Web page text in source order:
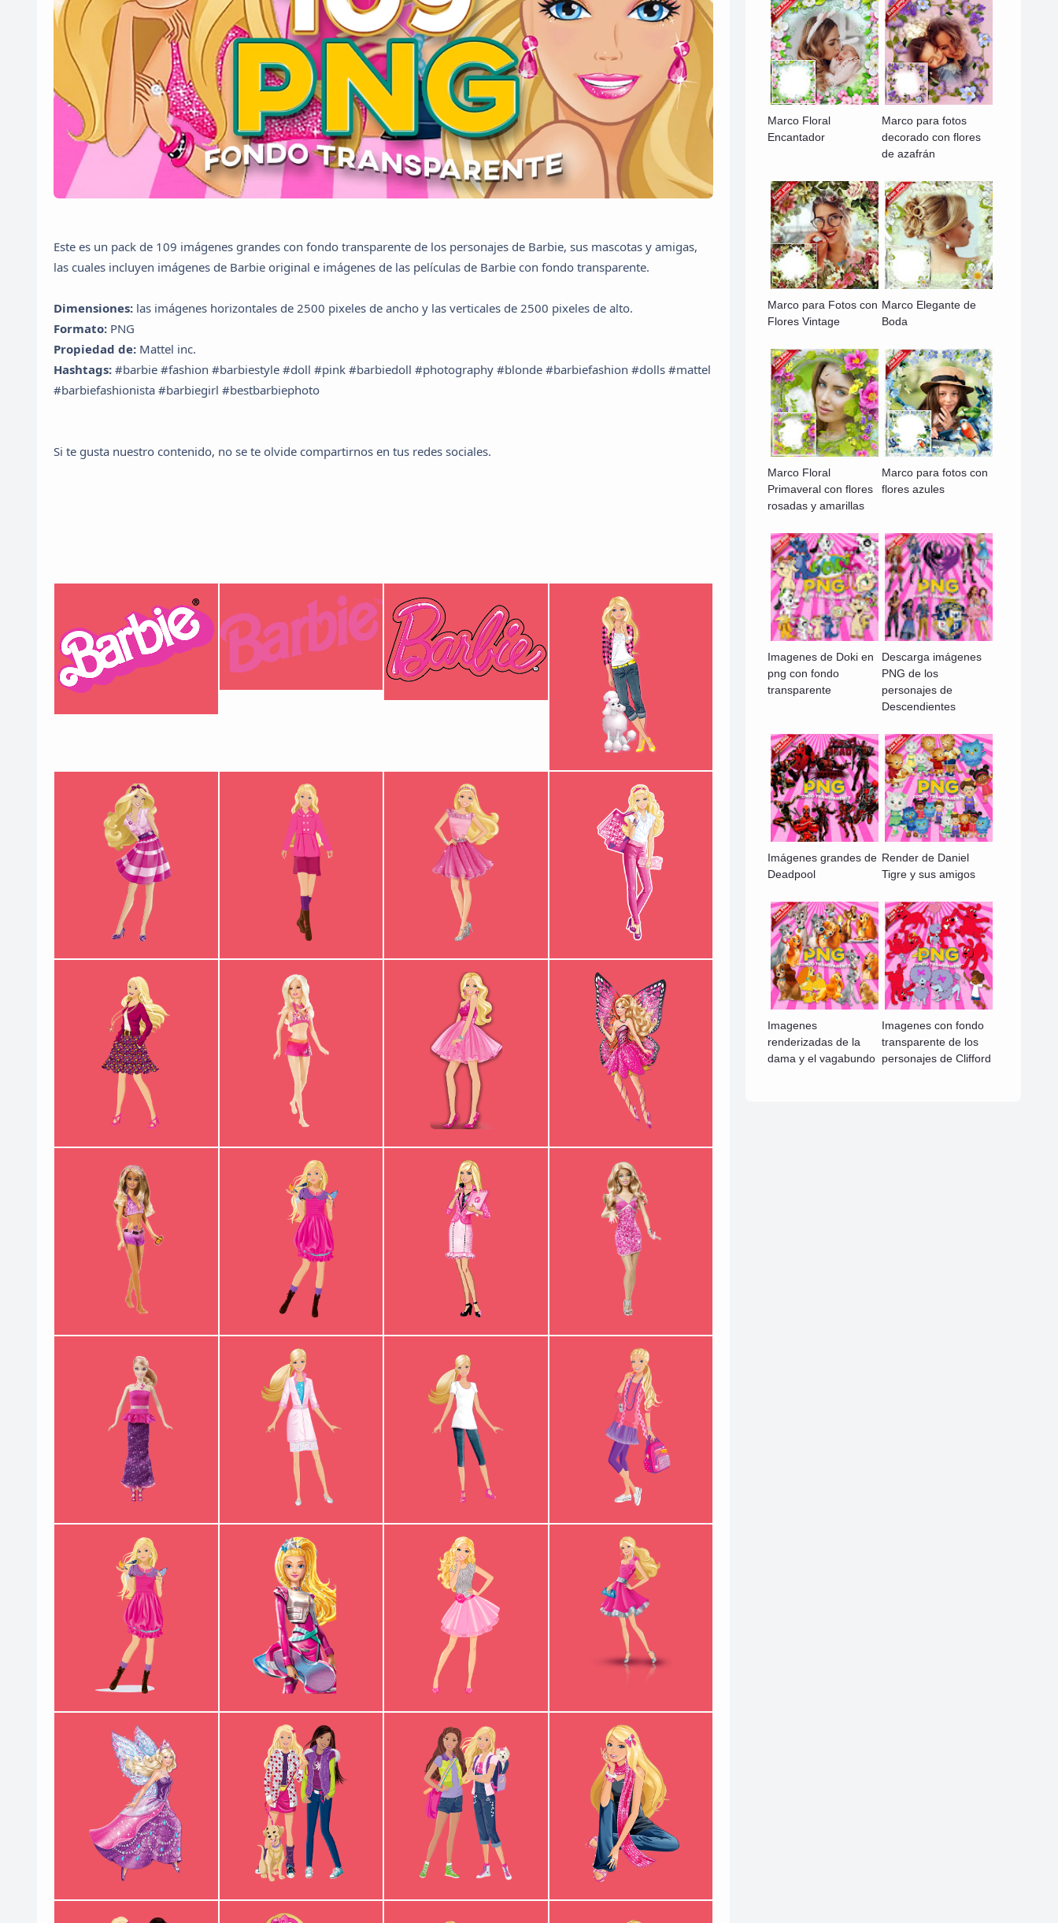
Este es un pack de 109 imágenes grandes con fondo transparente de los personajes de Barbie, sus mascotas y amigas,
las cuales incluyen imágenes de Barbie original e imágenes de las películas de Barbie con fondo transparente.
Dimensiones: las imágenes horizontales de 2500 pixeles de ancho y las verticales de 2500 pixeles de alto.
Formato: PNG
Propiedad de: Mattel inc.
Hashtags: #barbie #fashion #barbiestyle #doll #pink #barbiedoll #photography #blonde #barbiefashion #dolls #mattel
#barbiefashionista #barbiegirl #bestbarbiephoto
Si te gusta nuestro contenido, no se te olvide compartirnos en tus redes sociales.
Marco Floral
Encantador
Marco para fotos
decorado con flores
de azafrán
Marco para Fotos con
Flores Vintage
Marco Elegante de
Boda
Marco Floral
Primaveral con flores
rosadas y amarillas
Marco para fotos con
flores azules
Imagenes de Doki en
png con fondo
transparente
Descarga imágenes
PNG de los
personajes de
Descendientes
Imágenes grandes de
Deadpool
Render de Daniel
Tigre y sus amigos
Imagenes
renderizadas de la
dama y el vagabundo
Imagenes con fondo
transparente de los
personajes de Clifford